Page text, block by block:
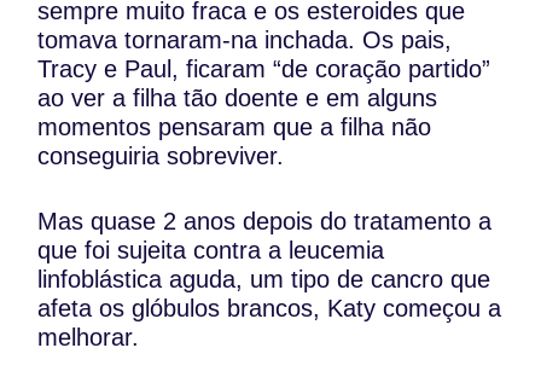
sempre muito fraca e os esteroides que
tomava tornaram-na inchada. Os pais,
Tracy e Paul, ficaram “de coração partido”
ao ver a filha tão doente e em alguns
momentos pensaram que a filha não
conseguiria sobreviver.
Mas quase 2 anos depois do tratamento a
que foi sujeita contra a leucemia
linfoblástica aguda, um tipo de cancro que
afeta os glóbulos brancos, Katy começou a
melhorar.